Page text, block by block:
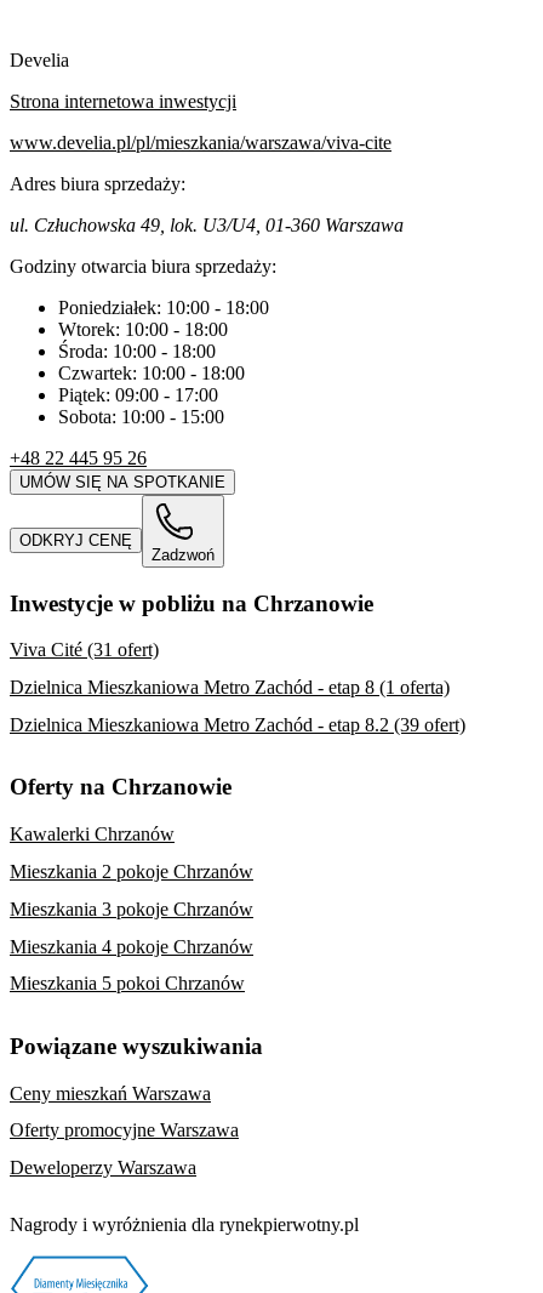
Develia
Strona internetowa inwestycji
www.develia.pl/pl/mieszkania/warszawa/viva-cite
Adres biura sprzedaży:
ul. Człuchowska 49, lok. U3/U4, 01-360 Warszawa
Godziny otwarcia biura sprzedaży:
Poniedziałek: 10:00 - 18:00
Wtorek: 10:00 - 18:00
Środa: 10:00 - 18:00
Czwartek: 10:00 - 18:00
Piątek: 09:00 - 17:00
Sobota: 10:00 - 15:00
+48 22 445 95 26
UMÓW SIĘ NA SPOTKANIE
ODKRYJ CENĘ
Zadzwoń
Inwestycje w pobliżu na Chrzanowie
Viva Cité (31 ofert)
Dzielnica Mieszkaniowa Metro Zachód - etap 8 (1 oferta)
Dzielnica Mieszkaniowa Metro Zachód - etap 8.2 (39 ofert)
Oferty na Chrzanowie
Kawalerki Chrzanów
Mieszkania 2 pokoje Chrzanów
Mieszkania 3 pokoje Chrzanów
Mieszkania 4 pokoje Chrzanów
Mieszkania 5 pokoi Chrzanów
Powiązane wyszukiwania
Ceny mieszkań Warszawa
Oferty promocyjne Warszawa
Deweloperzy Warszawa
Nagrody i wyróżnienia dla rynekpierwotny.pl